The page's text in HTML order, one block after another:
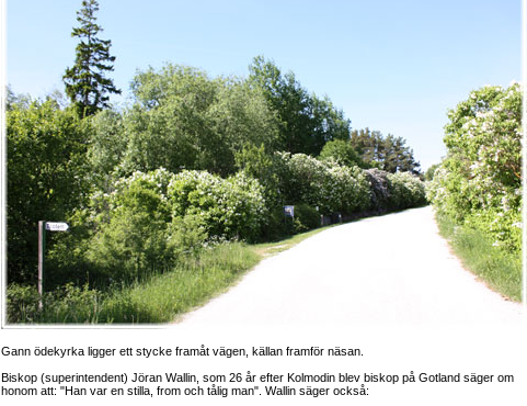
Gann ödekyrka ligger ett stycke framåt vägen, källan framför näsan.
Biskop (superintendent) Jöran Wallin, som 26 år efter Kolmodin blev biskop på Gotland säger om
honom att: "Han var en stilla, from och tålig man". Wallin säger också: